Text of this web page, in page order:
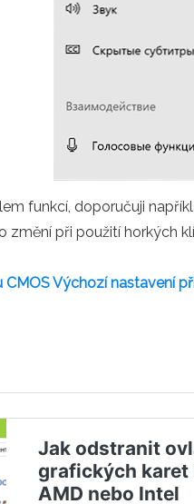
funkcí, doporučuji
změní při použití horkých
Výchozí nastavení
Jak odstranit
grafických karet
AMD nebo Intel